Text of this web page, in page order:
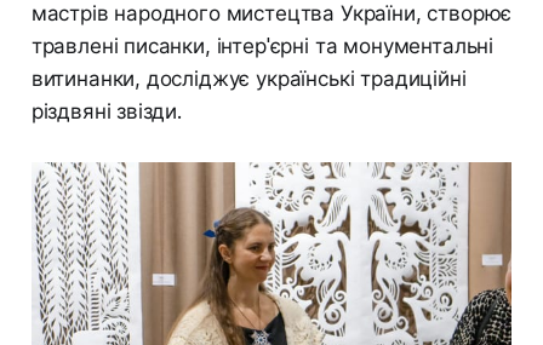
мастрів народного мистецтва України, створює
травлені писанки, інтер'єрні та монументальні
витинанки, досліджує українські традиційні
різдвяні звізди.